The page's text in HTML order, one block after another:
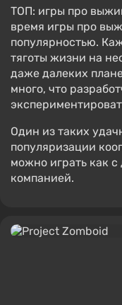
ТОП: игры про
время игры про
популярностью.
тяготы жизни на
даже далеких
много, что
Один из таких
популяризации
можно играть как
компанией.